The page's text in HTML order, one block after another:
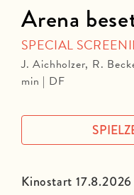
Kinostart 17.8.2026
Arena
SPECIAL
J. Aichholzer, R.
min | DF